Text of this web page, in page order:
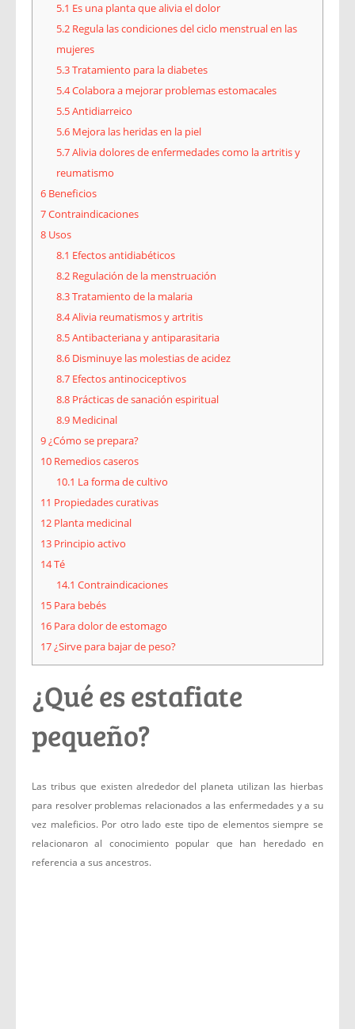
5.1 Es una planta que alivia el dolor
5.2Regula las condiciones del ciclo menstrual en las
mujeres
5.3Tratamiento para la diabetes
5.4Colabora a mejorar problemas estomacales
5.5Antidiarreico
5.6Mejora las heridas en la piel
5.7Alivia dolores de enfermedades como la artritis y
reumatismo
6 Beneficios
7Contraindicaciones
8 Usos
8.1 Efectos antidiabéticos
8.2Regulación de la menstruación
8.3Tratamiento de la malaria
8.4Alivia reumatismos y artritis
8.5Antibacteriana y antiparasitaria
8.6Disminuye las molestias de acidez
8.7Efectos antinociceptivos
8.8Prácticas de sanación espiritual
8.9Medicinal
9¿Cómo se prepara?
10 Remedios caseros
10.1 La forma de cultivo
11 Propiedades curativas
12 Planta medicinal
13 Principio activo
14Té
14.1 Contraindicaciones
15 Para bebés
16 Para dolor de estomago
17¿Sirve para bajar de peso?
¿Qué es estafiate
pequeño?
Las tribus que existen alrededor del planeta utilizan las hierbas
para resolver problemas relacionados a las enfermedades y a su
vez maleficios. Por otro lado este tipo de elementos siempre se
relacionaron al conocimiento popular que han heredado en
referencia a sus ancestros.